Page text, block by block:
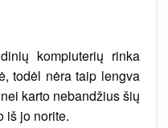
kompiuterių rinka
todėl nėra taip lengva
karto nebandžius šių
iš jo norite.